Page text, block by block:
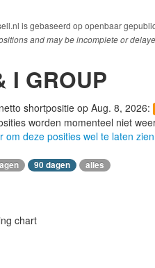
is gebaseerd op openbaar
and may be incomplete or
I GROUP
shortpositie op Aug. 8, 2026:
worden momenteel niet
om deze posities wel te laten zien
90 dagen alles
chart